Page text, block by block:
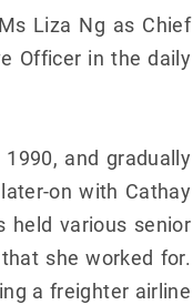
Liza Ng as Chief
Officer in the daily
and gradually
on with Cathay
held various senior
she worked for.
a freighter airline